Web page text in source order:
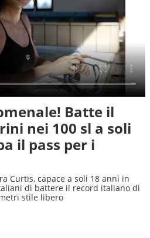
Batte il
nei 100 sl a soli
il pass per i
Curtis, capace a soli 18 anni in
di battere il record italiano di
stile libero